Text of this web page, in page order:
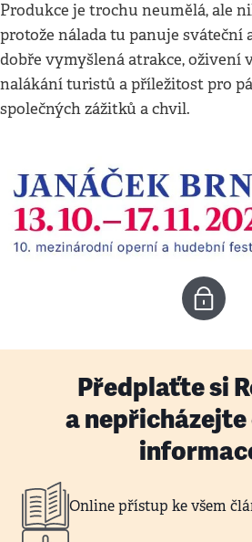
Produkce je trochu neumělá, ale
protože nálada tu panuje sváteční
dobře vymyšlená atrakce, oživení
nalákání turistů a příležitost pro
společných zážitků a chvil.
Předplaťte si
a nepřicházejte
Online přístup ke všem